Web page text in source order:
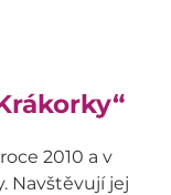
2010 a v
Navštěvují jej